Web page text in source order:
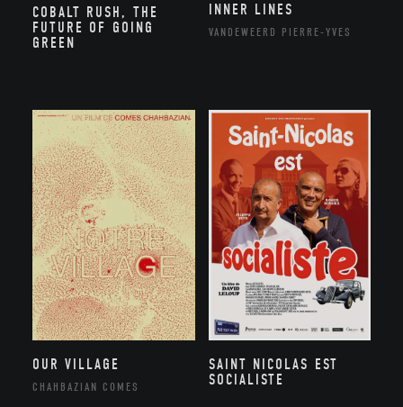
COBALT RUSH, THE
FUTURE OF GOING
GREEN
INNER LINES
VANDEWEERD PIERRE-YVES
OUR VILLAGE
CHAHBAZIAN COMES
SAINT NICOLAS EST
SOCIALISTE